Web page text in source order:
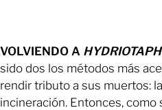
VOLVIENDO A
sido dos los métodos más
rendir tributo a sus muertos:
incineración. Entonces, como